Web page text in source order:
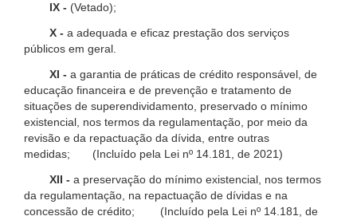
IX - (Vetado);
X - a adequada e eficaz prestação dos serviços
públicos em geral.
XI - a garantia de práticas de crédito responsável, de
educação financeira e de prevenção e tratamento de
situações de superendividamento, preservado o mínimo
existencial, nos termos da regulamentação, por meio da
revisão e da repactuação da dívida, entre outras
medidas; (Incluído pela Lei nº 14.181, de 2021)
XII - a preservação do mínimo existencial, nos termos
da regulamentação, na repactuação de dívidas e na
concessão de crédito; (Incluído pela Lei nº 14.181, de